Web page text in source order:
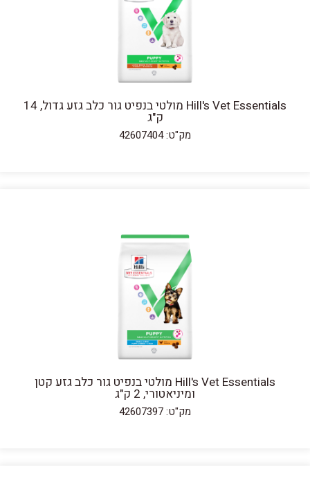
Hill's Vet Essentials מולטי בנפיט גור כלב גזע גדול, 14
ק"ג
מק"ט: 42607404
Hill's Vet Essentials מולטי בנפיט גור כלב גזע קטן
ומיניאטורי, 2 ק"ג
מק"ט: 42607397